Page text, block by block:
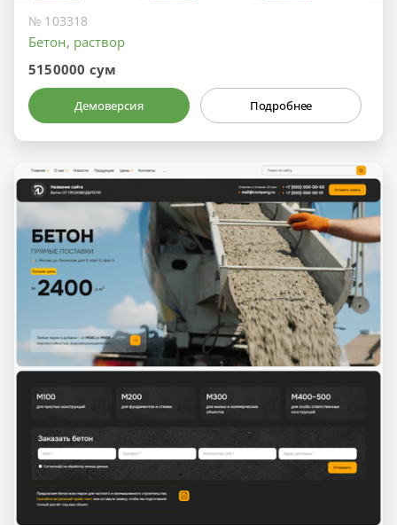
№ 103318
Бетон, раствор
5150000 сум
Демоверсия Подробнее